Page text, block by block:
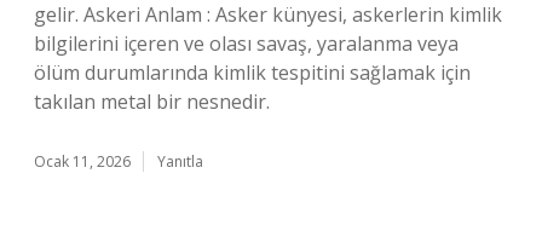
gelir. Askeri Anlam : Asker künyesi, askerlerin kimlik
bilgilerini içeren ve olası savaş, yaralanma veya
ölüm durumlarında kimlik tespitini sağlamak için
takılan metal bir nesnedir.
Ocak 11, 2026 Yanıtla